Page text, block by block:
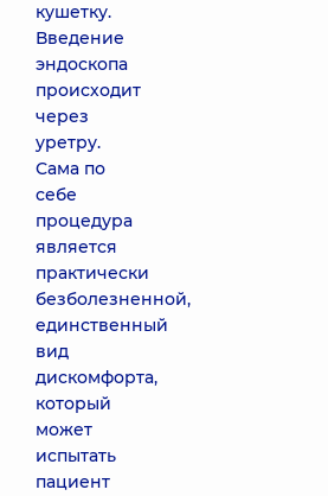
кушетку.
Введение
эндоскопа
происходит
через
уретру.
Сама по
себе
процедура
является
практически
безболезненной,
единственный
вид
дискомфорта,
который
может
испытать
пациент